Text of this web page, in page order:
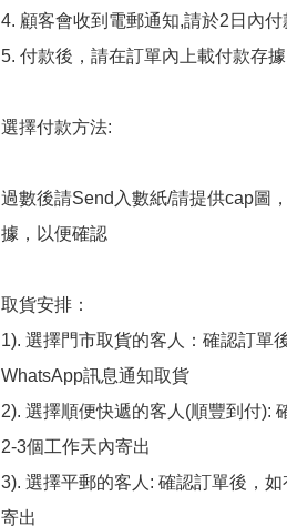
4. 顧客會收到電郵通知,請於2日內
5. 付款後，請在訂單內上載付款存
選擇付款方法:
過數後請Send入數紙/請提供cap圖
據，以便確認
取貨安排：
1). 選擇門市取貨的客人：確認訂單
WhatsApp訊息通知取貨
2). 選擇順便快遞的客人(順豐到付):
2-3個工作天內寄出
3). 選擇平郵的客人: 確認訂單後，
寄出